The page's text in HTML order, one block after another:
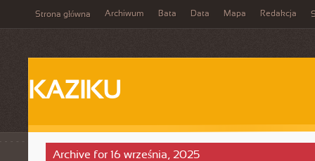
Strona główna Archiwum Bata Data Mapa Redakcja
KAZIKU
Archive for 16 września, 2025